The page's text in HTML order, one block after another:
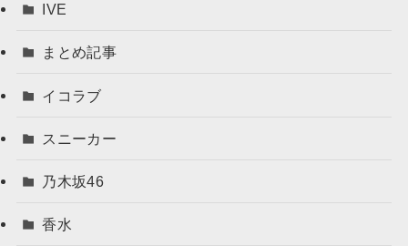
IVE
まとめ記事
イコラブ
スニーカー
乃木坂46
香水